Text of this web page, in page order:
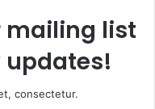
mailing list
updates!
consectetur.